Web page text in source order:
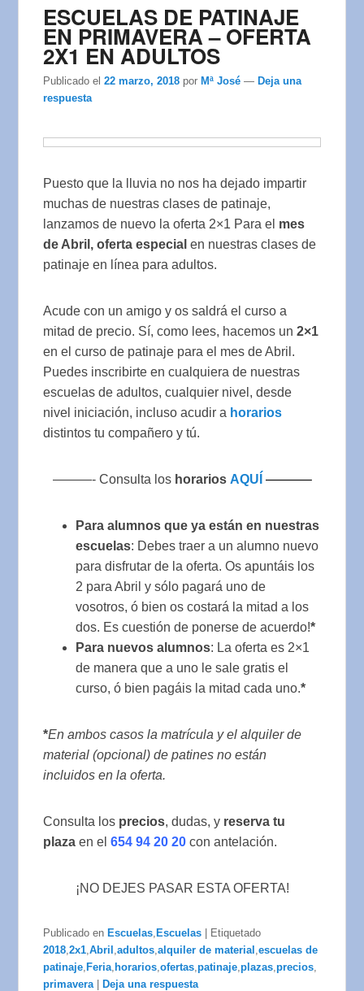
ESCUELAS DE PATINAJE
EN PRIMAVERA – OFERTA
2X1 EN ADULTOS
Publicado el22 marzo, 2018 porMª José —Deja una
respuesta
Puesto que la lluvia no nos ha dejado impartir
muchas de nuestras clases de patinaje,
lanzamos de nuevo la oferta 2×1 Para el mes
de Abril,oferta especial en nuestras clases de
patinaje en línea para adultos.
Acude con un amigo y os saldrá el curso a
mitad de precio. Sí, como lees, hacemos un2×1
en el curso de patinaje para el mes de Abril.
Puedes inscribirte en cualquiera de nuestras
escuelas de adultos, cualquier nivel, desde
nivel iniciación, incluso acudir a horarios
distintos tu compañero y tú.
———- Consulta los horarios AQUÍ ———–
Para alumnos que ya están en nuestras
escuelas: Debes traer a un alumno nuevo
para disfrutar de la oferta. Os apuntáis los
2 para Abril y sólo pagará uno de
vosotros, ó bien os costará la mitad a los
dos. Es cuestión de ponerse de acuerdo!*
Para nuevos alumnos: La oferta es 2×1
de manera que a uno le sale gratis el
curso, ó bien pagáis la mitad cada uno.*
*En ambos casos la matrícula y el alquiler de
material (opcional) de patines no están
incluidos en la oferta.
Consulta los precios, dudas, y reserva tu
plaza en el654 94 20 20 con antelación.
¡NO DEJES PASAR ESTA OFERTA!
Publicado en Escuelas Escuelas
Etiquetado
2018 ,2x1 ,Abril ,adultos ,alquiler de material ,escuelas de
patinaje Feria horarios ,ofertas ,patinaje ,plazas ,precios
primavera
Deja una respuesta